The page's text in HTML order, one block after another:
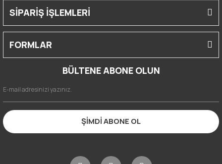
SİPARİŞ İŞLEMLERİ
FORMLAR
BÜLTENE ABONE OLUN
ŞİMDİ ABONE OL